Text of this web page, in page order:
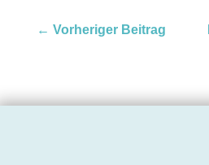
← Vorheriger Beitrag